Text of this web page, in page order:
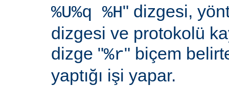
%U%q %H" dizgesi,
dizgesi ve protokolü
dizge "%r" biçem
yaptığı işi yapar.